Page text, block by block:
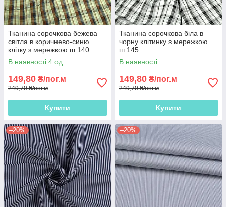
Тканина сорочкова бежева
світла в коричнево-синю
клітку з мережкою ш.140
В наявності 4 од.
149,80 ₴/пог.м
249,70 ₴/пог.м
Купити
Тканина сорочкова біла в
чорну клітинку з мережкою
ш.145
В наявності
149,80 ₴/пог.м
249,70 ₴/пог.м
Купити
–20% –20%